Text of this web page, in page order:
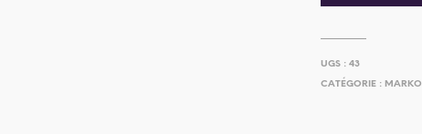
UGS :43
CATÉGORIE : MARKO